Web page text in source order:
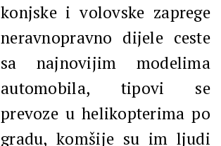
konjske i volovske zaprege
neravnopravno dijele ceste
sa najnovijim modelima
automobila, tipovi se
prevoze u helikopterima po
gradu, komšije su im ljudi